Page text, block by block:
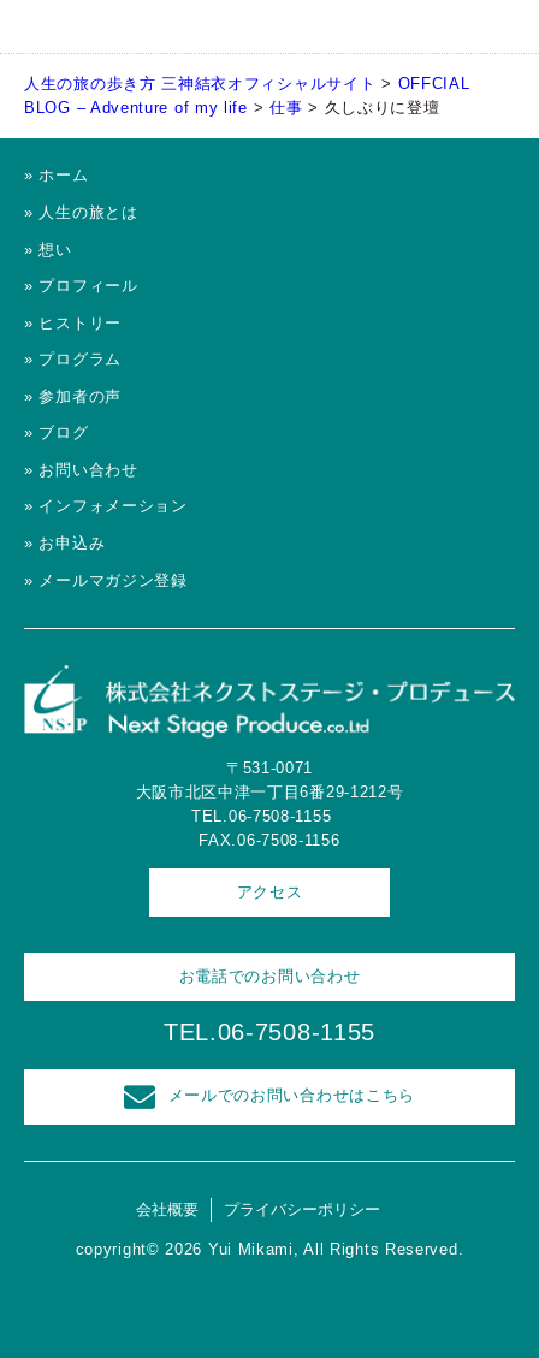
人生の旅の歩き方 三神結衣オフィシャルサイト > OFFCIAL
BLOG – Adventure of my life >仕事 > 久しぶりに登壇
» ホーム
» 人生の旅とは
» 想い
» プロフィール
» ヒストリー
» プログラム
» 参加者の声
» ブログ
» お問い合わせ
» インフォメーション
» お申込み
» メールマガジン登録
〒531-0071
大阪市北区中津一丁目6番29-1212号
TEL.06-7508-1155
FAX.06-7508-1156
アクセス
お電話でのお問い合わせ
TEL.06-7508-1155
メールでのお問い合わせはこちら
会社概要 プライバシーポリシー
copyright© 2026 Yui Mikami, All Rights Reserved.